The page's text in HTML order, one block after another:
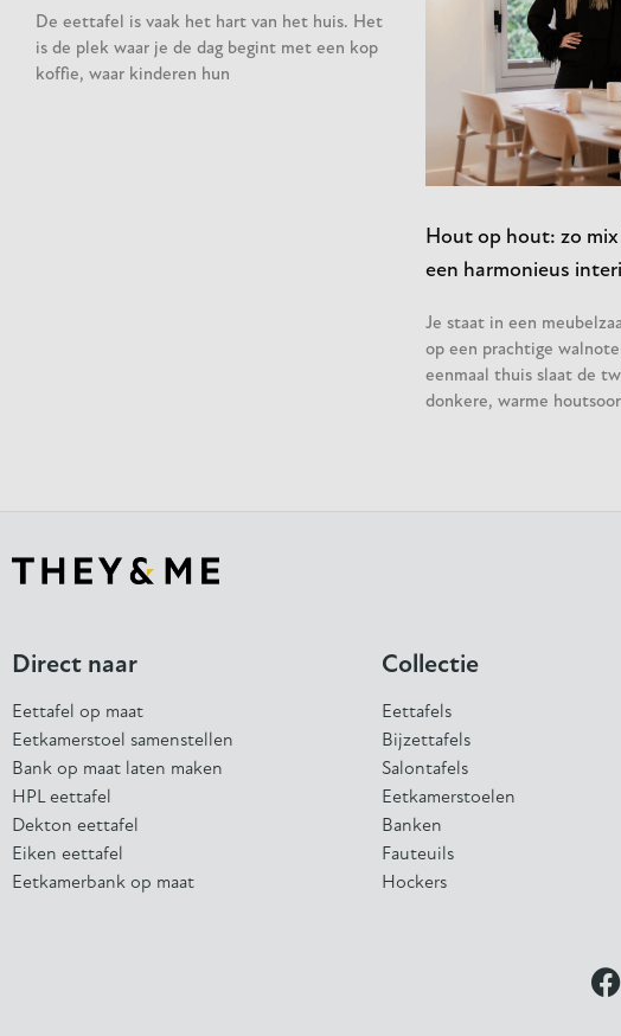
De eettafel is vaak het hart van het huis. Het
is de plek waar je de dag begint met een kop
koffie, waar kinderen hun
Hout op hout: zo
een harmonieus
Je staat in een
op een prachtige
eenmaal thuis slaat de
donkere, warme
Direct naar
Eettafel op maat
Eetkamerstoel samenstellen
Bank op maat laten maken
HPL eettafel
Dekton eettafel
Eiken eettafel
Eetkamerbank op maat
Collectie
Eettafels
Bijzettafels
Salontafels
Eetkamerstoelen
Banken
Fauteuils
Hockers